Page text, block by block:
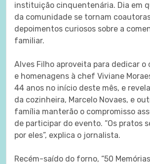
instituição cinquentenária. Dia em
da comunidade se tornam
depoimentos curiosos sobre a
familiar.
Alves Filho aproveita para dedicar o
e homenagens à chef Viviane
44 anos no início deste mês, e
da cozinheira, Marcelo Novaes, e
família manterão o compromisso
de participar do evento. “Os pratos
por eles”, explica o jornalista.
Recém-saído do forno, “50